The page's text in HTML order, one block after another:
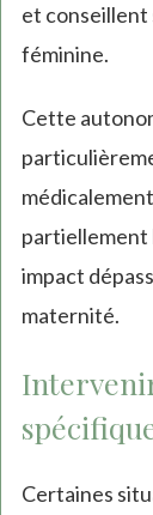
et conseillent
féminine.
Cette
partiellement
impact
maternité.
Certaines